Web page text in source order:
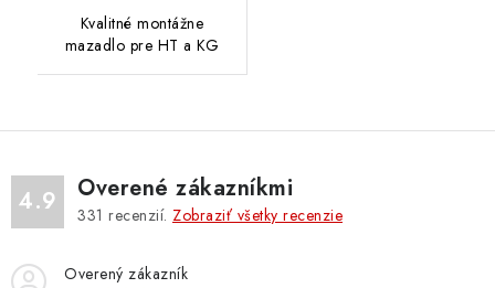
Kvalitné montážne
mazadlo pre HT a KG
4.9 Overené zákazníkmi
331 recenzií. Zobraziť všetky recenzie
Overený zákazník